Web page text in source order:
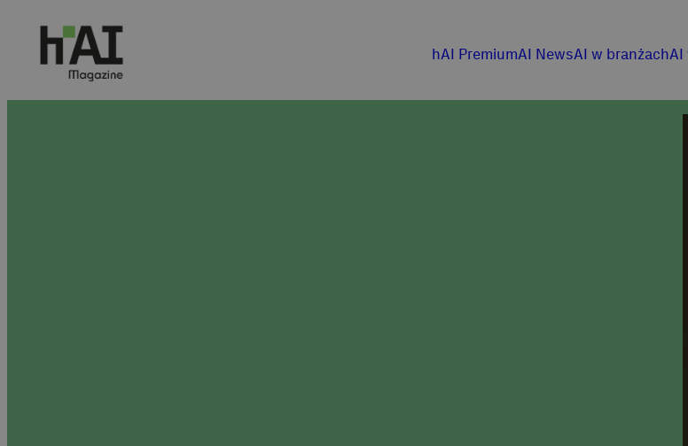
hAI PremiumAI NewsAI w branżachAI